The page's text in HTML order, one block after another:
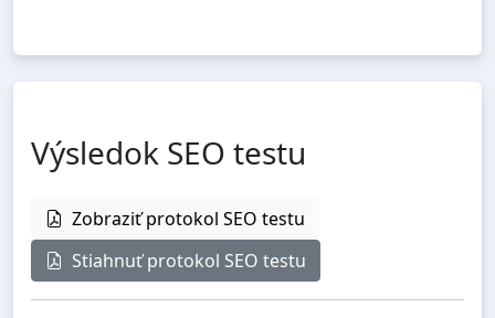
Výsledok SEO testu
Zobraziť protokol SEO testu
Stiahnuť protokol SEO testu